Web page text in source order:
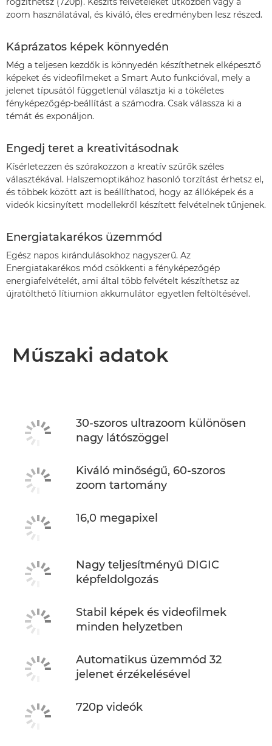
zoom használatával, és kiváló, éles eredményben lesz részed.
Káprázatos képek könnyedén
Még a teljesen kezdők is könnyedén készíthetnek elképesztő
képeket és videofilmeket a Smart Auto funkcióval, mely a
jelenet típusától függetlenül választja ki a tökéletes
fényképezőgép-beállítást a számodra. Csak válassza ki a
témát és exponáljon.
Engedj teret a kreativitásodnak
Kísérletezzen és szórakozzon a kreatív szűrők széles
választékával. Halszemoptikához hasonló torzítást érhetsz el,
és többek között azt is beállíthatod, hogy az állóképek és a
videók kicsinyített modellekről készített felvételnek tűnjenek.
Energiatakarékos üzemmód
Egész napos kirándulásokhoz nagyszerű. Az
Energiatakarékos mód csökkenti a fényképezőgép
energiafelvételét, ami által több felvételt készíthetsz az
újratölthető lítiumion akkumulátor egyetlen feltöltésével.
Műszaki adatok
30-szoros ultrazoom különösen
nagy látószöggel
Kiváló minőségű, 60-szoros
zoom tartomány
16,0 megapixel
Nagy teljesítményű DIGIC
képfeldolgozás
Stabil képek és videofilmek
minden helyzetben
Automatikus üzemmód 32
jelenet érzékelésével
720p videók